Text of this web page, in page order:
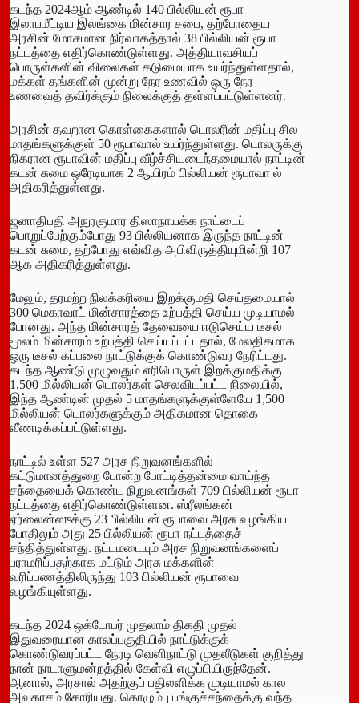
கடந்த 2024ஆம் ஆண்டில் 140 பில்லியன் ரூபா
இலாபமீட்டிய இலங்கை மின்சார சபை, தற்போதைய
அரசின் மோசமான நிர்வாகத்தால் 38 பில்லியன் ரூபா
நட்டத்தை எதிர்கொண்டுள்ளது. அத்தியாவசியப்
பொருள்களின் விலைகள் கடுமையாக உயர்ந்துள்ளதால்,
மக்கள் தங்களின் மூன்று நேர உணவில் ஒரு நேர
உணவைத் தவிர்க்கும் நிலைக்குத் தள்ளப்பட்டுள்ளனர்.
அரசின் தவறான கொள்கைகளால் டொலரின் மதிப்பு சில
மாதங்களுக்குள் 50 ரூபாவால் உயர்ந்துள்ளது. டொலருக்கு
நிகரான ரூபாவின் மதிப்பு வீழ்ச்சியடைந்தமையால் நாட்டின்
கடன் சுமை ஒரேடியாக 2 ஆயிரம் பில்லியன் ரூபாவா ல்
அதிகரித்துள்ளது.
ஜனாதிபதி அநுரகுமார திஸாநாயக்க நாட்டைப்
பொறுப்பேற்கும்போது 93 பில்லியனாக இருந்த நாட்டின்
கடன் சுமை, தற்போது எவ்வித அபிவிருத்தியுமின்றி 107
ஆக அதிகரித்துள்ளது.
மேலும், தரமற்ற நிலக்கரியை இறக்குமதி செய்தமையால்
300 மெகாவாட் மின்சாரத்தை உற்பத்தி செய்ய முடியாமல்
போனது. அந்த மின்சாரத் தேவையை ஈடுசெய்ய டீசல்
மூலம் மின்சாரம் உற்பத்தி செய்யப்பட்டதால், மேலதிகமாக
ஒரு டீசல் கப்பலை நாட்டுக்குக் கொண்டுவர நேரிட்டது.
கடந்த ஆண்டு முழுவதும் எரிபொருள் இறக்குமதிக்கு
1,500 மில்லியன் டொலர்கள் செலவிடப்பட்ட நிலையில்,
இந்த ஆண்டின் முதல் 5 மாதங்களுக்குள்ளேயே 1,500
மில்லியன் டொலர்களுக்கும் அதிகமான தொகை
வீணடிக்கப்பட்டுள்ளது.
நாட்டில் உள்ள 527 அரச நிறுவனங்களில்
கட்டுமானத்துறை போன்ற போட்டித்தன்மை வாய்ந்த
சந்தையைக் கொண்ட நிறுவனங்கள் 709 பில்லியன் ரூபா
நட்டத்தை எதிர்கொண்டுள்ளன. ஸ்ரீலங்கன்
ஏர்லைன்ஸுக்கு 23 பில்லியன் ரூபாவை அரசு வழங்கிய
போதிலும் அது 25 பில்லியன் ரூபா நட்டத்தைச்
சந்தித்துள்ளது. நட்டமடையும் அரச நிறுவனங்களைப்
பராமரிப்பதற்காக மட்டும் அரசு மக்களின்
வரிப்பணத்திலிருந்து 103 பில்லியன் ரூபாவை
வழங்கியுள்ளது.
கடந்த 2024 ஒக்டோபர் முதலாம் திகதி முதல்
இதுவரையான காலப்பகுதியில் நாட்டுக்குக்
கொண்டுவரப்பட்ட நேரடி வெளிநாட்டு முதலீடுகள் குறித்து
நான் நாடாளுமன்றத்தில் கேள்வி எழுப்பியிருந்தேன்.
ஆனால், அரசால் அதற்குப் பதிலளிக்க முடியாமல் கால
அவகாசம் கோரியது. கொழும்பு பங்குச்சந்தைக்கு வந்த